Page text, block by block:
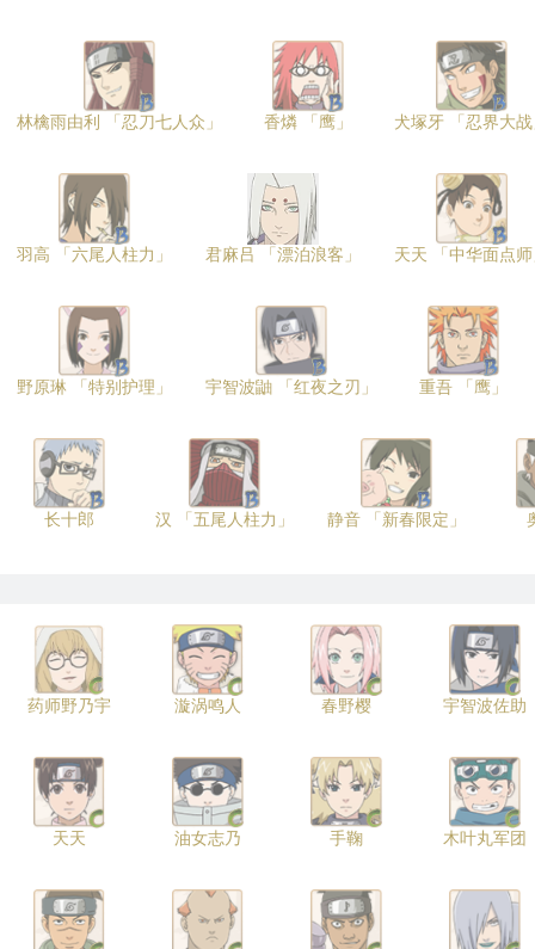
林檎雨由利 「忍刀七人众」 香燐 「鹰」 犬塚牙 「忍界大
羽高 「六尾人柱力」 君麻吕 「漂泊浪客」 天天 「中华面点
野原琳 「特别护理」 宇智波鼬 「红夜之刃」 重吾 「鹰」
长十郎 汉 「五尾人柱力」 静音 「新春限定」
药师野乃宇 漩涡鸣人 春野樱 宇智波佐助
天天 油女志乃 手鞠 木叶丸军团